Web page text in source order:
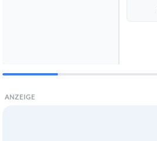
ANZEIGE